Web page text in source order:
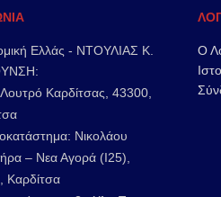
Ελλάς - ΝΤΟΥΛΙΑΣ Κ.
Καρδίτσας, 43300,
Νικολάου
– Νεα Αγορά (Ι25),
Καρδίτσα
Ο